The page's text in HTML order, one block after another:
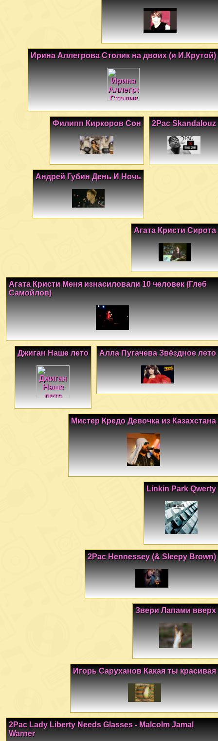
Ирина Аллегрова Столик на двоих (и И.Крутой)
2Pac Skandalouz
Филипп Киркоров Сон
Андрей Губин День И Ночь
Агата Кристи Сирота
Агата Кристи Меня изнасиловали 10 человек (Глеб
Самойлов)
Алла Пугачева Звёздное лето
Джиган Наше лето
Мистер Кредо Девочка из Казахстана
Linkin Park Qwerty
2Pac Hennessey (& Sleepy Brown)
Звери Лапами вверх
Игорь Саруханов Какая ты красивая
2Pac Lady Liberty Needs Glasses - Malcolm Jamal
Warner